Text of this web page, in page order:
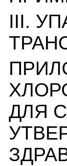
III.
ДЛЯ